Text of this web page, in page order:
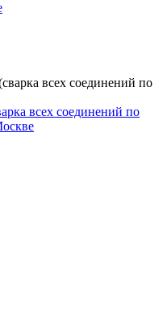
всех соединений по